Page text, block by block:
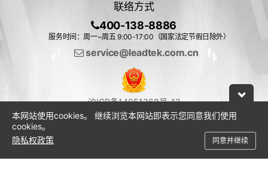
联络方式
400-138-8886
服务时间：周一~周五 9:00-17:00（国家法定节假日除外）
service@leadtek.com.cn
沪ICP备14051368号-12
本网站使用cookies。 继续浏览本网站即表示您同意我们使用
cookies。
隐私权政策
同意并继续